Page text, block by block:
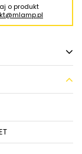
o produkt
z